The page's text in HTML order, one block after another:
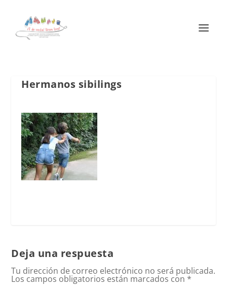
Hermanos sibilings
Deja una respuesta
Tu dirección de correo electrónico no será publicada.
Los campos obligatorios están marcados con *